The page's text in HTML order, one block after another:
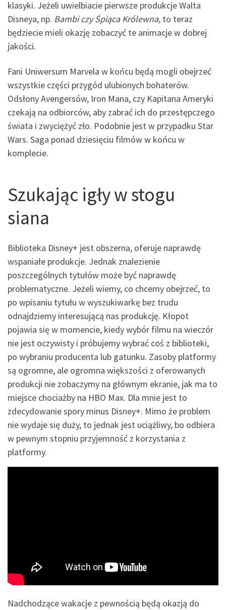
klasyki. Jeżeli uwielbiacie pierwsze produkcje Walta
Disneya, np. Bambi czy Śpiąca Królewna, to teraz
będziecie mieli okazję zobaczyć te animacje w dobrej
jakości.
Fani Uniwersum Marvela w końcu będą mogli obejrzeć
wszystkie części przygód ulubionych bohaterów.
Odsłony Avengersów, Iron Mana, czy Kapitana Ameryki
czekają na odbiorców, aby zabrać ich do przestępczego
świata i zwyciężyć zło. Podobnie jest w przypadku Star
Wars. Saga ponad dziesięciu filmów w końcu w
komplecie.
Szukając igły w stogu
siana
Biblioteka Disney+ jest obszerna, oferuje naprawdę
wspaniałe produkcje. Jednak znalezienie
poszczególnych tytułów może być naprawdę
problematyczne. Jeżeli wiemy, co chcemy obejrzeć, to
po wpisaniu tytułu w wyszukiwarkę bez trudu
odnajdziemy interesującą nas produkcję. Kłopot
pojawia się w momencie, kiedy wybór filmu na wieczór
nie jest oczywisty i próbujemy wybrać coś z biblioteki,
po wybraniu producenta lub gatunku. Zasoby platformy
są ogromne, ale ogromna większości z oferowanych
produkcji nie zobaczymy na głównym ekranie, jak ma to
miejsce chociażby na HBO Max. Dla mnie jest to
zdecydowanie spory minus Disney+. Mimo że problem
nie wydaje się duży, to jednak jest uciążliwy, bo odbiera
w pewnym stopniu przyjemność z korzystania z
platformy.
Nadchodzące wakacje z pewnością będą okazją do